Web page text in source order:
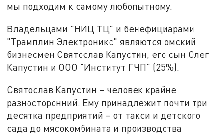
мы подходим к самому любопытному.
Владельцами "НИЦ ТЦ" и бенефициарами
"Трамплин Электроникс" являются омский
бизнесмен Святослав Капустин, его сын Олег
Капустин и ООО "Институт ГЧП" (25%).
Святослав Капустин – человек крайне
разносторонний. Ему принадлежит почти три
десятка предприятий – от такси и детского
сада до мясокомбината и производства